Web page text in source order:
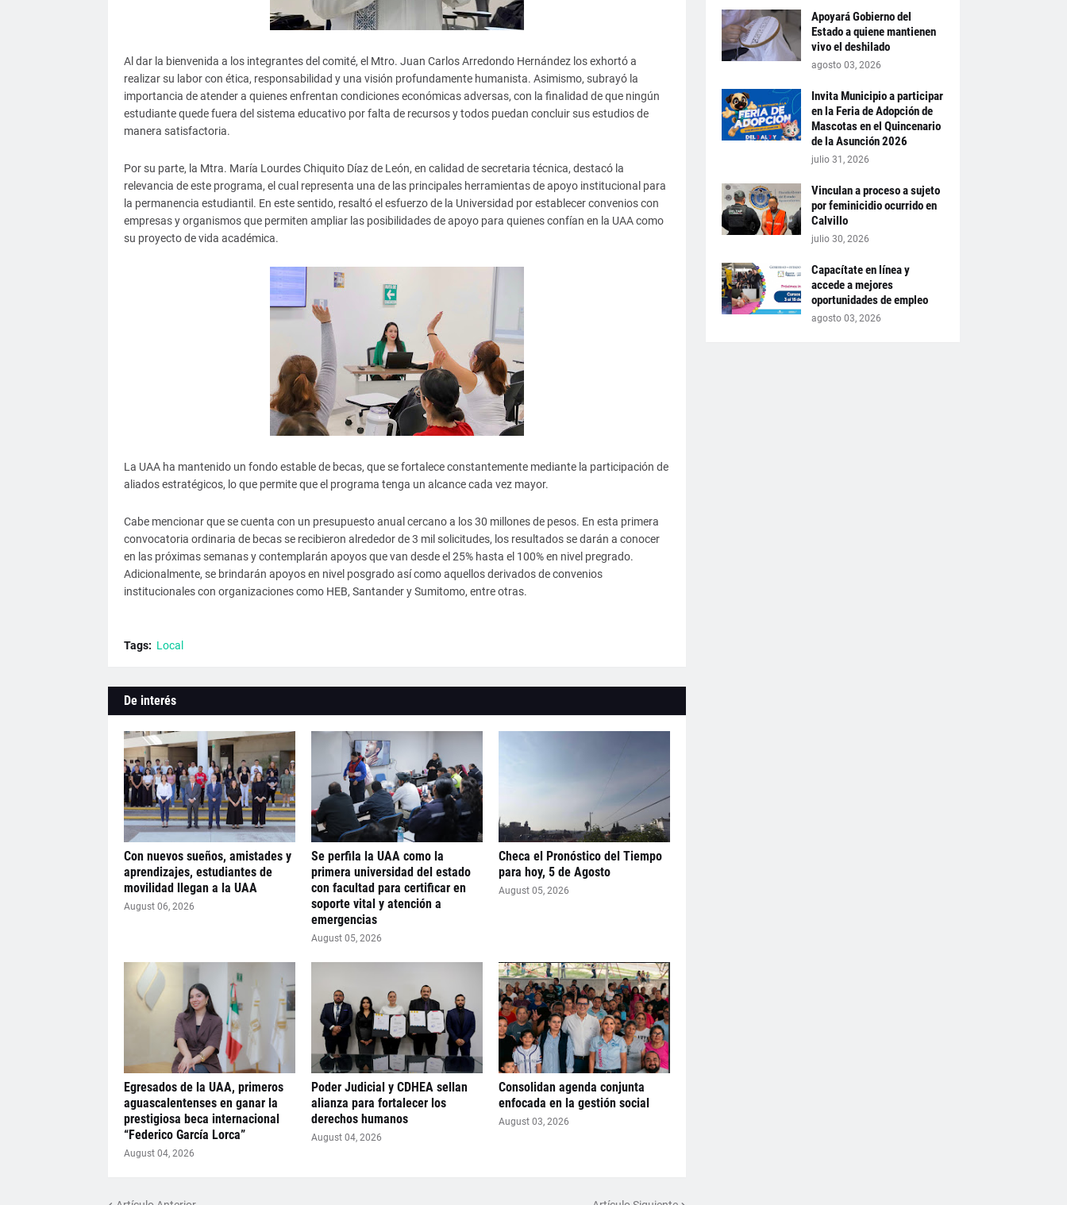
Al dar la bienvenida a los integrantes del comité, el Mtro. Juan Carlos Arredondo Hernández los exhortó a
realizar su labor con ética, responsabilidad y una visión profundamente humanista. Asimismo, subrayó la
importancia de atender a quienes enfrentan condiciones económicas adversas, con la finalidad de que ningún
estudiante quede fuera del sistema educativo por falta de recursos y todos puedan concluir sus estudios de
manera satisfactoria.
Por su parte, la Mtra. María Lourdes Chiquito Díaz de León, en calidad de secretaria técnica, destacó la
relevancia de este programa, el cual representa una de las principales herramientas de apoyo institucional para
la permanencia estudiantil. En este sentido, resaltó el esfuerzo de la Universidad por establecer convenios con
empresas y organismos que permiten ampliar las posibilidades de apoyo para quienes confían en la UAA como
su proyecto de vida académica.
La UAA ha mantenido un fondo estable de becas, que se fortalece constantemente mediante la participación de
aliados estratégicos, lo que permite que el programa tenga un alcance cada vez mayor.
Cabe mencionar que se cuenta con un presupuesto anual cercano a los 30 millones de pesos. En esta primera
convocatoria ordinaria de becas se recibieron alrededor de 3 mil solicitudes, los resultados se darán a conocer
en las próximas semanas y contemplarán apoyos que van desde el 25% hasta el 100% en nivel pregrado.
Adicionalmente, se brindarán apoyos en nivel posgrado así como aquellos derivados de convenios
institucionales con organizaciones como HEB, Santander y Sumitomo, entre otras.
Tags: Local
De interés
Con nuevos sueños, amistades y
aprendizajes, estudiantes de
movilidad llegan a la UAA
August 06, 2026
Se perfila la UAA como la
primera universidad del estado
con facultad para certificar en
soporte vital y atención a
emergencias
August 05, 2026
Checa el Pronóstico del Tiempo
para hoy, 5 de Agosto
August 05, 2026
Egresados de la UAA, primeros
aguascalentenses en ganar la
prestigiosa beca internacional
“Federico García Lorca”
August 04, 2026
Poder Judicial y CDHEA sellan
alianza para fortalecer los
derechos humanos
August 04, 2026
Consolidan agenda conjunta
enfocada en la gestión social
August 03, 2026
Apoyará Gobierno del
Estado a quiene mantienen
vivo el deshilado
agosto 03, 2026
Invita Municipio a participar
en la Feria de Adopción de
Mascotas en el Quincenario
de la Asunción 2026
julio 31, 2026
Vinculan a proceso a sujeto
por feminicidio ocurrido en
Calvillo
julio 30, 2026
Capacítate en línea y
accede a mejores
oportunidades de empleo
agosto 03, 2026